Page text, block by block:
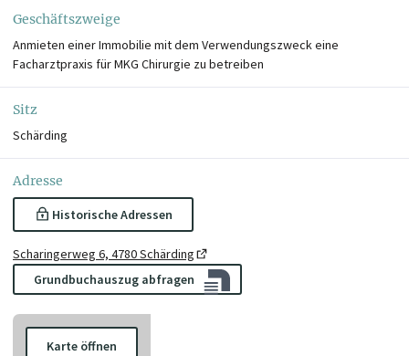
Geschäftszweige
Anmieten einer Immobilie mit dem Verwendungszweck eine
Facharztpraxis für MKG Chirurgie zu betreiben
Sitz
Schärding
Adresse
Historische Adressen
Scharingerweg 6, 4780 Schärding
Grundbuchauszug abfragen
Karte öffnen